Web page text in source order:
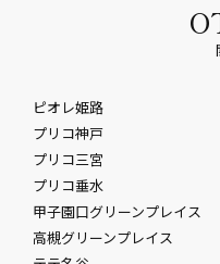
ピオレ姫路
プリコ神戸
プリコ三宮
プリコ垂水
甲子園口グリーンプレイス
高槻グリーンプレイス